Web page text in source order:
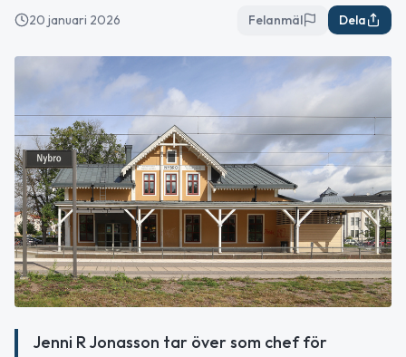
20 januari 2026 Felanmäl Dela
Jenni R Jonasson tar över som chef för